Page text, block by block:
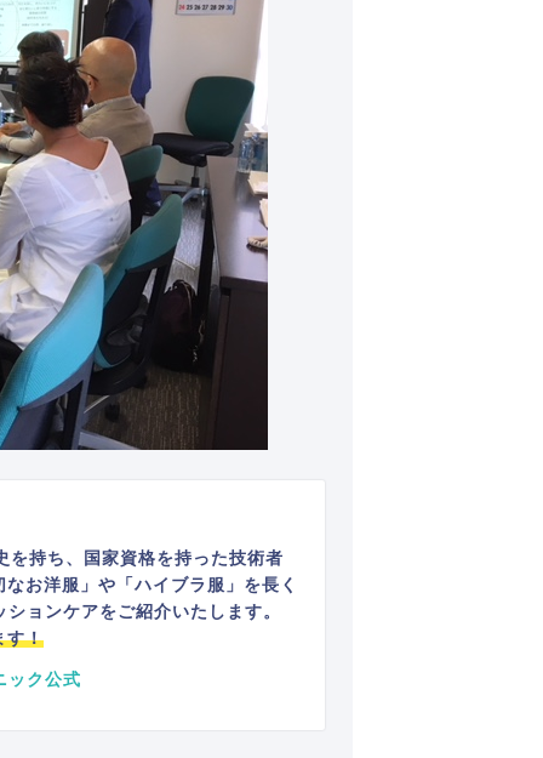
を持ち、国家資格を持った技術者
お洋服」や「ハイブラ服」を長く
ョンケアをご紹介いたします。
す！
ック公式